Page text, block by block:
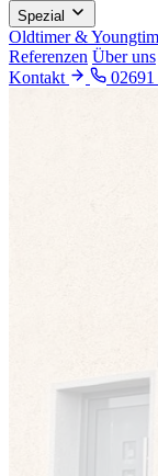
Spezial
Oldtimer &
Referenzen Über uns
Kontakt